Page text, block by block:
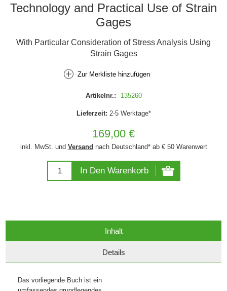
Technology and Practical Use of Strain
Gages
With Particular Consideration of Stress Analysis Using
Strain Gages
Zur Merkliste hinzufügen
Artikelnr.: 135260
Lieferzeit: 2-5 Werktage*
169,00 €
inkl. MwSt. und Versand nach Deutschland* ab € 50 Warenwert
In Den Warenkorb
Inhalt
Details
Das vorliegende Buch ist ein